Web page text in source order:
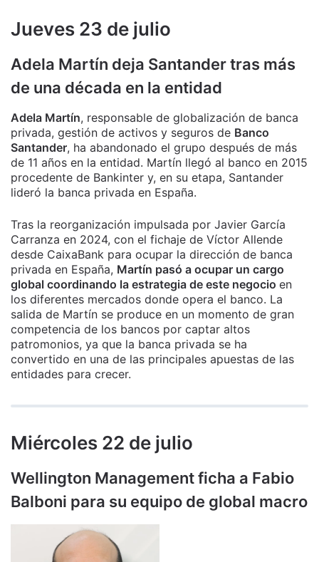
Jueves 23 de julio
Adela Martín deja Santander tras más
de una década en la entidad
Adela Martín, responsable de globalización de banca
privada, gestión de activos y seguros de Banco
Santander, ha abandonado el grupo después de más
de 11 años en la entidad. Martín llegó al banco en 2015
procedente de Bankinter y, en su etapa, Santander
lideró la banca privada en España.
Tras la reorganización impulsada por Javier García
Carranza en 2024, con el fichaje de Víctor Allende
desde CaixaBank para ocupar la dirección de banca
privada en España, Martín pasó a ocupar un cargo
global coordinando la estrategia de este negocio en
los diferentes mercados donde opera el banco. La
salida de Martín se produce en un momento de gran
competencia de los bancos por captar altos
patromonios, ya que la banca privada se ha
convertido en una de las principales apuestas de las
entidades para crecer.
Miércoles 22 de julio
Wellington Management ficha a Fabio
Balboni para su equipo de global macro